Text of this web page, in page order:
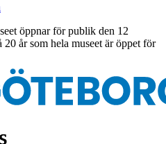
öppnar för publik den 12
år som hela museet är öppet för